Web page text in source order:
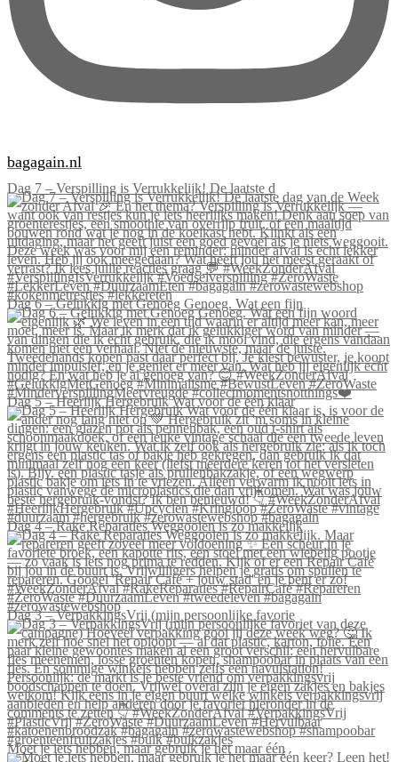
bagagain.nl
Dag 7 – Verspilling is Verrukkelijk! De laatste d
Dag 6 – Gelukkig met Genoeg Genoeg. Wat een fijn
Dag 5 – Heerlijk Hergebruik Wat voor de één klaar
Dag 4 – Rake Reparaties Weggooien is zo makkelijk
Dag 3 – VerpakkingsVrij (mijn persoonlijke favorie
Moet je iets hebben, maar gebruik je het maar één